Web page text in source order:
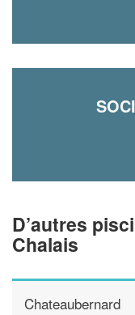
D’autres
Chalais
Chateaubernard